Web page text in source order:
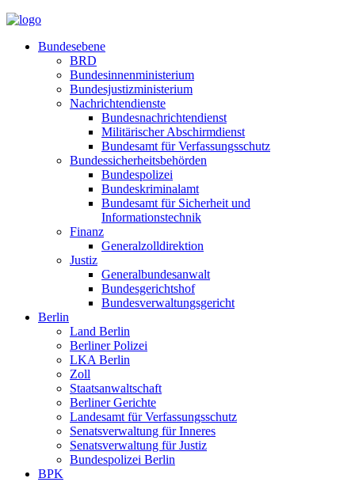
Bundesebene
BRD
Bundesinnenministerium
Bundesjustizministerium
Nachrichtendienste
Bundesnachrichtendienst
Militärischer Abschirmdienst
Bundesamt für Verfassungsschutz
Bundessicherheitsbehörden
Bundespolizei
Bundeskriminalamt
Bundesamt für Sicherheit und
Informationstechnik
Finanz
Generalzolldirektion
Justiz
Generalbundesanwalt
Bundesgerichtshof
Bundesverwaltungsgericht
Berlin
Land Berlin
Berliner Polizei
LKA Berlin
Zoll
Staatsanwaltschaft
Berliner Gerichte
Landesamt für Verfassungsschutz
Senatsverwaltung für Inneres
Senatsverwaltung für Justiz
Bundespolizei Berlin
BPK